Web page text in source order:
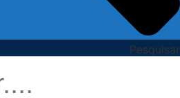
Pesquisar